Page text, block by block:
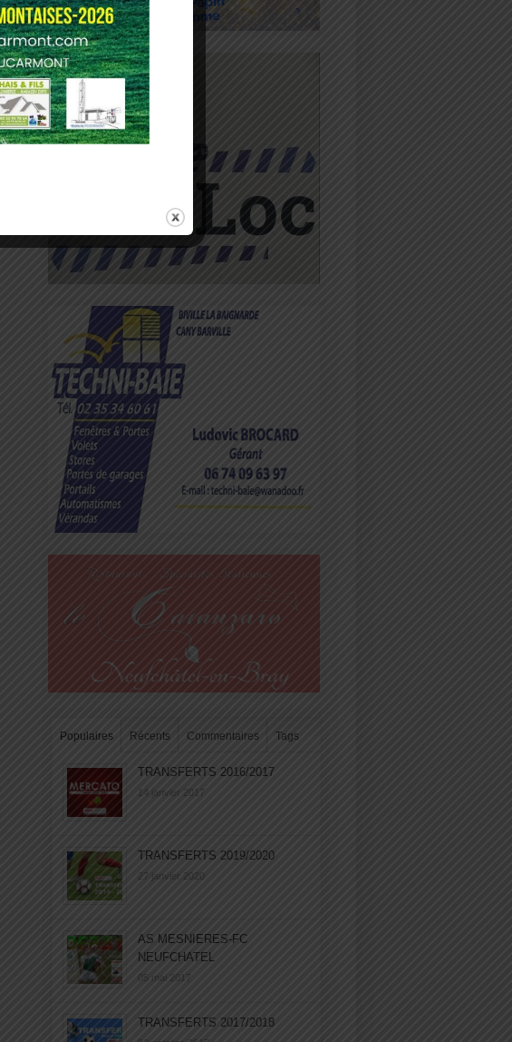
Populaires Récents Commentaires Tags
TRANSFERTS 2016/2017
14 janvier 2017
TRANSFERTS 2019/2020
27 janvier 2020
AS MESNIERES-FC
NEUFCHATEL
05 mai 2017
TRANSFERTS 2017/2018